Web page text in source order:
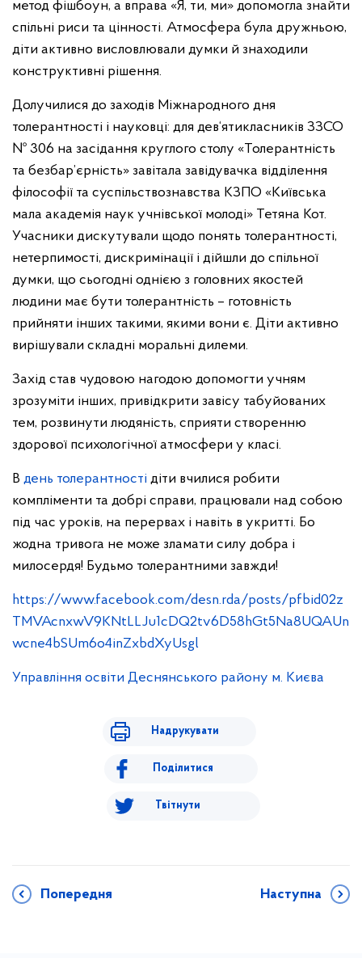
метод фішбоун, а вправа «Я, ти, ми» допомогла знайти
спільні риси та цінності. Атмосфера була дружньою,
діти активно висловлювали думки й знаходили
конструктивні рішення.
Долучилися до заходів Міжнародного дня
толерантності і науковці: для дев‘ятикласників ЗЗСО
№ 306 на засідання круглого столу «Толерантність
та безбар’єрність» завітала завідувачка відділення
філософії та суспільствознавства КЗПО «Київська
мала академія наук учнівської молоді» Тетяна Кот.
Учасники дискутували щодо понять толерантності,
нетерпимості, дискримінації і дійшли до спільної
думки, що сьогодні однією з головних якостей
людини має бути толерантність – готовність
прийняти інших такими, якими вони є. Діти активно
вирішували складні моральні дилеми.
Захід став чудовою нагодою допомогти учням
зрозуміти інших, привідкрити завісу табуйованих
тем, розвинути людяність, сприяти створенню
здорової психологічної атмосфери у класі.
В день толерантності діти вчилися робити
компліменти та добрі справи, працювали над собою
під час уроків, на перервах і навіть в укритті. Бо
жодна тривога не може зламати силу добра і
милосердя! Будьмо толерантними завжди!
https://www.facebook.com/desn.rda/posts/pfbid02z
TMVAcnxwV9KNtLLJu1cDQ2tv6D58hGt5Na8UQAUn
wcne4bSUm6o4inZxbdXyUsgl
Управління освіти Деснянського району м. Києва
Надрукувати
Поділитися
Твітнути
Попередня Наступна